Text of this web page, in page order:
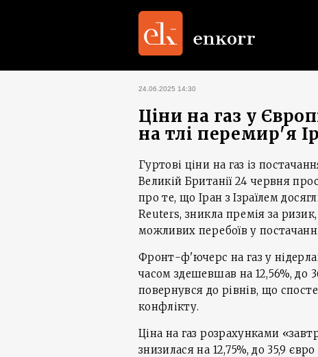
24.06.2025 14:30
Ціни на газ у
на тлі перемир'я
Гуртові ціни на газ із
Великій Британії 24 червня
про те, що Іран з Ізраїлем
Reuters, зникла премія за
можливих перебоїв у
Фронт-ф'ючерс на газ у
часом здешевшав на 12,56%, до
повернувся до рівнів, що
конфлікту.
Ціна на газ розрахунками
знизилася на 12,75%, до 35,9